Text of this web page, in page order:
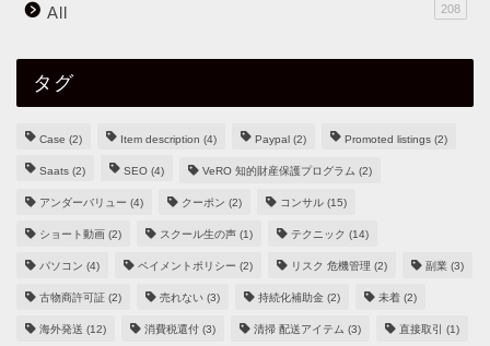
All 208
タグ
Case (2) Item description (4) Paypal (2) Promoted listings (2)
Saats (2) SEO (4) VeRO 知的財産保護プログラム (2)
アンダーバリュー (4) クーポン (2) コンサル (15)
ショート動画 (2) スクール生の声 (1) テクニック (14)
パソコン (4) ペイメントポリシー (2) リスク 危機管理 (2) 副業 (3)
古物商許可証 (2) 売れない (3) 持続化補助金 (2) 未着 (2)
海外発送 (12) 消費税還付 (3) 清掃 配送アイテム (3) 直接取引 (1)